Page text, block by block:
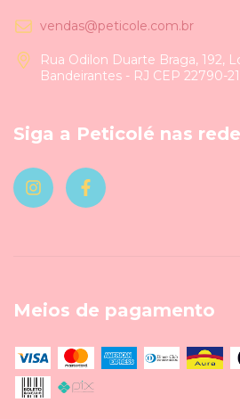
vendas@peticole.com.br
Rua Odilon Duarte Braga, 192,
Bandeirantes - RJ CEP 22790-
Siga a Peticolé nas
Meios de pagamento